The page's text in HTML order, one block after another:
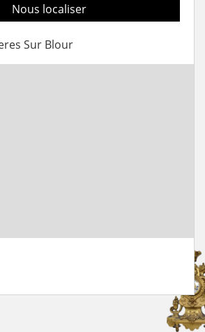
Nous localiser
Sur Blour